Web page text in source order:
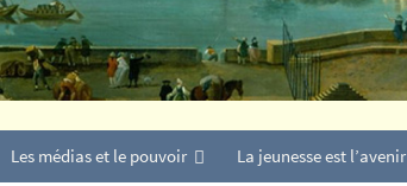
Les médias et le pouvoir La jeunesse est l’avenir